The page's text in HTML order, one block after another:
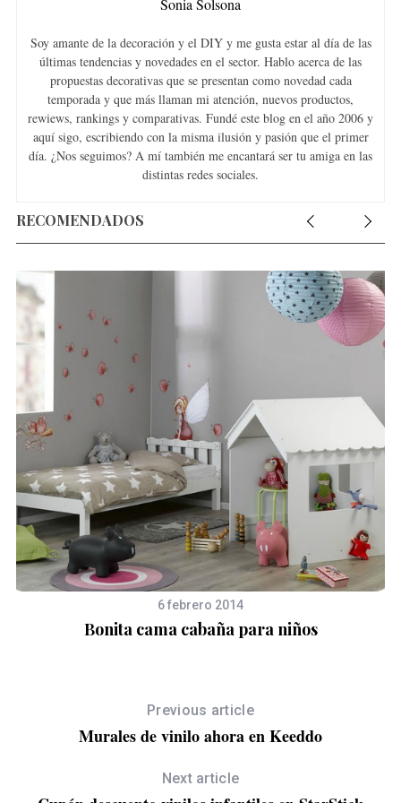
Sonia Solsona
Soy amante de la decoración y el DIY y me gusta estar al día de las
últimas tendencias y novedades en el sector. Hablo acerca de las
propuestas decorativas que se presentan como novedad cada
temporada y que más llaman mi atención, nuevos productos,
rewiews, rankings y comparativas. Fundé este blog en el año 2006 y
aquí sigo, escribiendo con la misma ilusión y pasión que el primer
día. ¿Nos seguimos? A mí también me encantará ser tu amiga en las
distintas redes sociales.
RECOMENDADOS
6 febrero 2014
Bonita cama cabaña para niños
Previous article
Murales de vinilo ahora en Keeddo
Next article